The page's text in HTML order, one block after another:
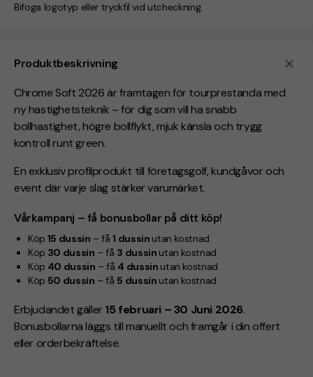
Produktbeskrivning
Chrome Soft 2026 är framtagen för tourprestanda med
ny hastighetsteknik – för dig som vill ha snabb
bollhastighet, högre bollflykt, mjuk känsla och trygg
kontroll runt green.
En exklusiv profilprodukt till företagsgolf, kundgåvor och
event där varje slag stärker varumärket.
Vårkampanj – få bonusbollar på ditt köp!
Köp 15 dussin – få1 dussin utan kostnad
Köp 30 dussin – få 3 dussin utan kostnad
Köp 40 dussin – få 4 dussin utan kostnad
Köp 50 dussin – få 5 dussin utan kostnad
Erbjudandet gäller 15 februari – 30 Juni 2026.
Bonusbollarna läggs till manuellt och framgår i din offert
eller orderbekräftelse.
Bifoga logotyp eller tryckfil vid utcheckning.